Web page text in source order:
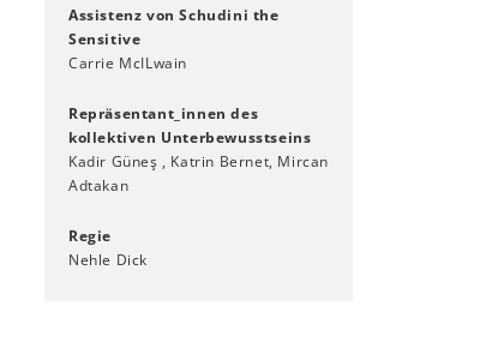
Assistenz von Schudini the
Sensitive
Carrie McILwain
Repräsentant_innen des
kollektiven Unterbewusstseins
Kadir Güneş , Katrin Bernet, Mircan
Adtakan
Regie
Nehle Dick